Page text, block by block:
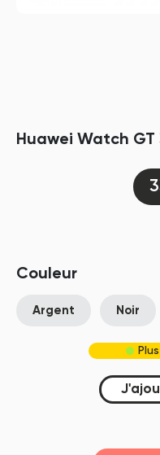
Huawei Watch GT
Couleur
Argent Noir